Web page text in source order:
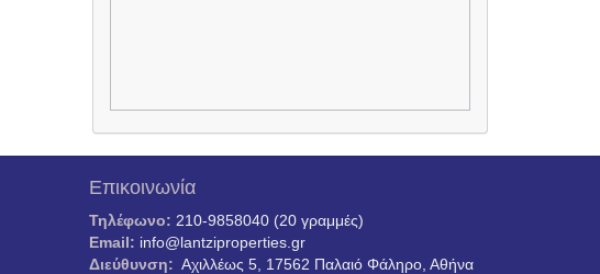
Επικοινωνία
Τηλέφωνο: 210-9858040 (20 γραμμές)
Email: info@lantziproperties.gr
Διεύθυνση: Αχιλλέως 5, 17562 Παλαιό Φάληρο, Αθήνα